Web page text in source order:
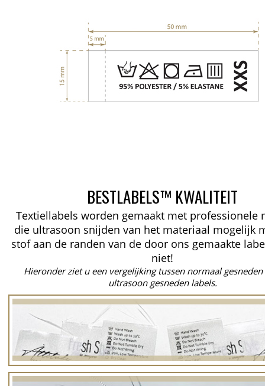
BESTLABELS™ KWALITEIT
Textiellabels worden gemaakt met professionele
die ultrasoon snijden van het materiaal mogelijk
stof aan de randen van de door ons gemaakte
niet!
Hieronder ziet u een vergelijking tussen normaal
ultrasoon gesneden labels.